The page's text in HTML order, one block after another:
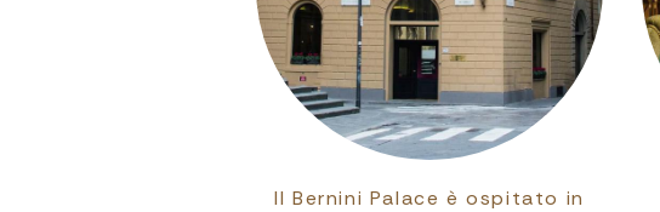
Il Bernini Palace è ospitato in